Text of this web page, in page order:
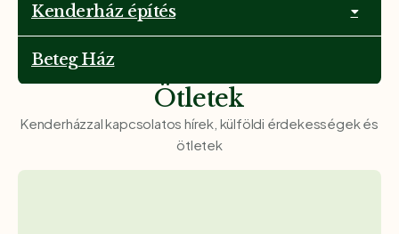
Kenderház építés
Beteg Ház
Ötletek
Kenderházzal kapcsolatos hírek, külföldi érdekességek és
ötletek